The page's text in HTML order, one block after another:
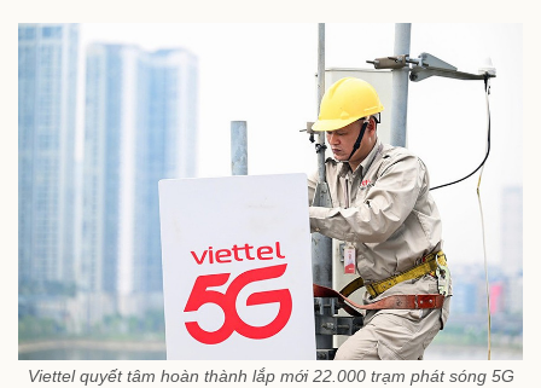
Viettel quyết tâm hoàn thành lắp mới 22.000 trạm phát sóng 5G